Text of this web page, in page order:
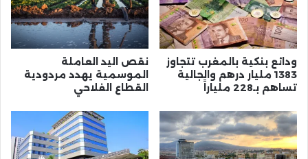
ودائع بنكية بالمغرب تتجاوز
1383 مليار درهم والجالية
تساهم بـ228 ملياراً
نقص اليد العاملة
الموسمية يهدد مردودية
القطاع الفلاحي